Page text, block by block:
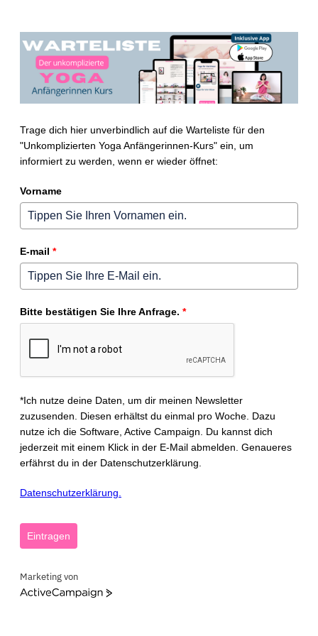
Trage dich hier unverbindlich auf die Warteliste für den
"Unkomplizierten Yoga Anfängerinnen-Kurs" ein, um
informiert zu werden, wenn er wieder öffnet:
Vorname
E-mail *
Bitte bestätigen Sie Ihre Anfrage. *
*Ich nutze deine Daten, um dir meinen Newsletter
zuzusenden. Diesen erhältst du einmal pro Woche. Dazu
nutze ich die Software, Active Campaign. Du kannst dich
jederzeit mit einem Klick in der E-Mail abmelden. Genaueres
erfährst du in der Datenschutzerklärung.
Datenschutzerklärung.
Eintragen
Marketing von
ActiveCampaign